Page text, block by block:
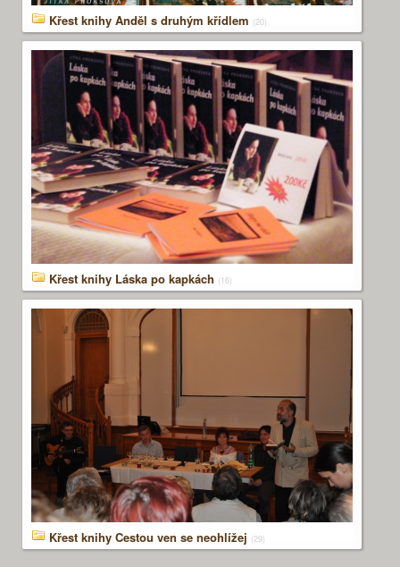
Křest knihy Anděl s druhým křídlem (20)
Křest knihy Láska po kapkách (16)
Křest knihy Cestou ven se neohlížej (29)